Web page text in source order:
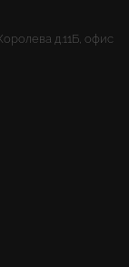
д.11Б, офис